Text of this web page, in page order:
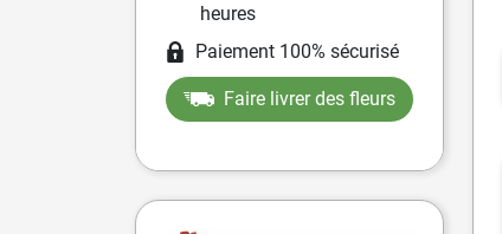
heures
Paiement 100% sécurisé
Faire livrer des fleurs